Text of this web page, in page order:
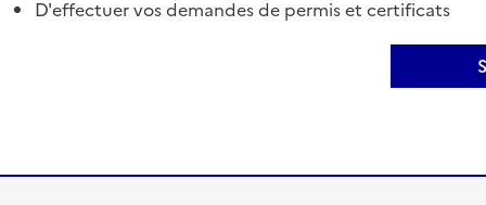
D'effectuer vos demandes de permis et certificats